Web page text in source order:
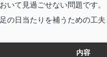
いて見過ごせない問題です。
の日当たりを補うための工
内容